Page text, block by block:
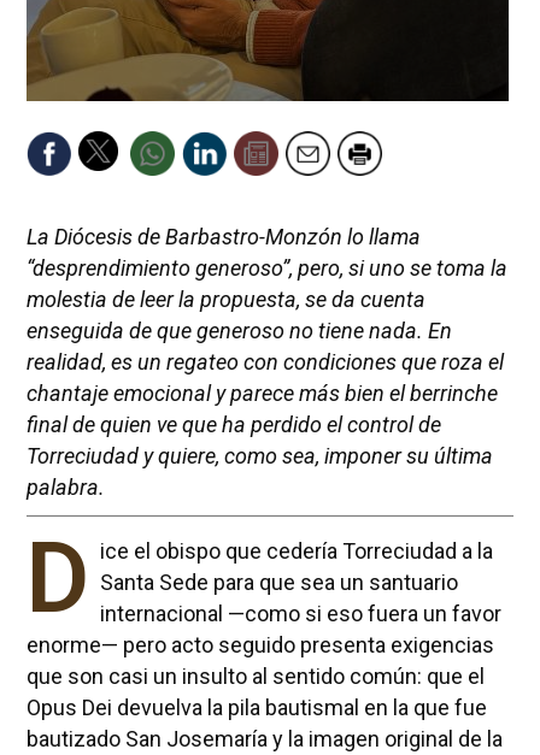
La Diócesis de Barbastro-Monzón lo llama
“desprendimiento generoso”, pero, si uno se toma la
molestia de leer la propuesta, se da cuenta
enseguida de que generoso no tiene nada. En
realidad, es un regateo con condiciones que roza el
chantaje emocional y parece más bien el berrinche
final de quien ve que ha perdido el control de
Torreciudad y quiere, como sea, imponer su última
palabra.
D
ice el obispo que cedería Torreciudad a la
Santa Sede para que sea un santuario
internacional —como si eso fuera un favor
enorme— pero acto seguido presenta exigencias
que son casi un insulto al sentido común: que el
Opus Dei devuelva la pila bautismal en la que fue
bautizado San Josemaría y la imagen original de la